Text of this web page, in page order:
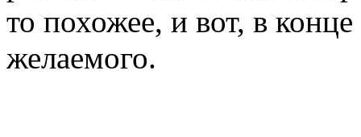
то похожее, и вот, в
желаемого.